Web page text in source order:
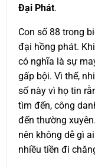
Đại Phát.
Con số 88 trong
đại hồng phát.
có nghĩa là sự
gấp bội. Vì thế,
số này vì họ tin
tìm đến, công
đến thường
nên không dễ gì
nhiều tiền đi